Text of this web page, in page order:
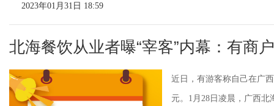
2023年01月31日 18:59
北海餐饮从业者曝“宰客”内幕：有商
近日，有游客称自己在广
元。1月28日凌晨，广西